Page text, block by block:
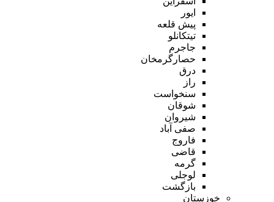
ایور
پیش قلعه
تیتکانلو
جاجرم
حصارگرمخان
درق
راز
سنخواست
شوقان
شیروان
صفی آباد
فاروج
قاضی
گرمه
لوجلی
بازگشت
خوزستان